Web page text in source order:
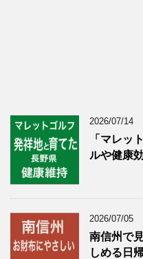
2026/07/14
「マレッ
ルや健康
2026/07/05
南信州で
しめる日